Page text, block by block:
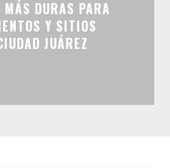
MÁS DURAS PARA
Y SITIOS
JUÁREZ